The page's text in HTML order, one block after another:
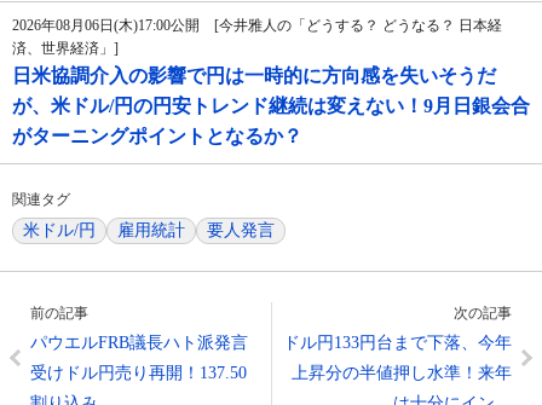
2026年08月06日(木)17:00公開 [今井雅人の「どうする？ どうなる？ 日本経
済、世界経済」]
日米協調介入の影響で円は一時的に方向感を失いそうだ
が、米ドル/円の円安トレンド継続は変えない！9月日銀会合
がターニングポイントとなるか？
関連タグ
米ドル/円 雇用統計 要人発言
前の記事
パウエルFRB議長ハト派発言
受けドル円売り再開！137.50
次の記事
ドル円133円台まで下落、今年
上昇分の半値押し水準！来年